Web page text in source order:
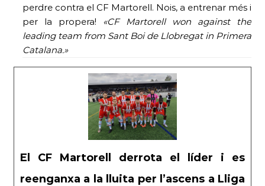
perdre contra el CF Martorell. Nois, a entrenar més i
per la propera! «CF Martorell won against the
leading team from Sant Boi de Llobregat in Primera
Catalana.»
El CF Martorell derrota el líder i es
reenganxa a la lluita per l’ascens a Lliga